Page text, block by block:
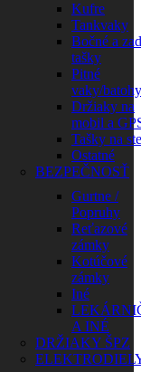
Kufre
Tankvaky
Bočné a
tašky
Pitné
vaky/batohy
Držiaky na
mobil a
Tašky na
Ostatné
BEZPEČNOSŤ
Gurtne /
Popruhy
Reťazové
zámky
Kotúčové
zámky
Iné
A INÉ
DRŽIAKY ŠPZ